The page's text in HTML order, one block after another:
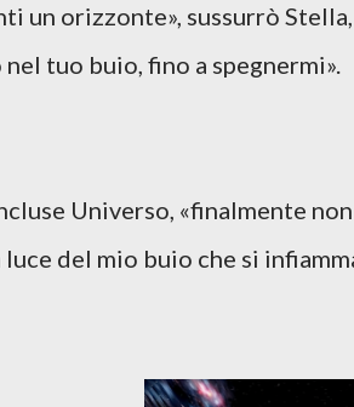
un orizzonte», sussurrò
tuo buio, fino a spegnermi».
Universo, «finalmente
luce del mio buio che si